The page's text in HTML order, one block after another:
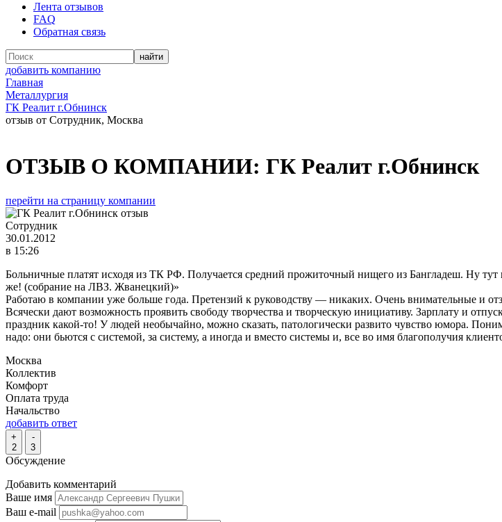
Лента отзывов
FAQ
Обратная связь
добавить компанию
Главная
Металлургия
ГК Реалит г.Обнинск
отзыв от Сотрудник, Москва
ОТЗЫВ О КОМПАНИИ: ГК Реалит г.Обнинск
перейти на страницу компании
Сотрудник
30.01.2012
в 15:26
Больничные платят исходя из ТК РФ. Получается средний прожиточный нищего из Бангладеш. Ну
же! (собрание на ЛВЗ. Жванецкий)»
Работаю в компании уже больше года. Претензий к руководству — никаких. Очень внимательные и
Всячески дают возможность проявить свободу творчества и творческую инициативу. Зарплату и
праздник какой-то! У людей необычайно, можно сказать, патологически развито чувство юмора.
надо: они бьются с системой, за систему, а иногда и вместо системы и, все во имя благополучия
Москва
Коллектив
Комфорт
Оплата труда
Начальство
добавить ответ
+
2
-
3
Обсуждение
Добавить комментарий
Ваше имя
Ваш e-mail